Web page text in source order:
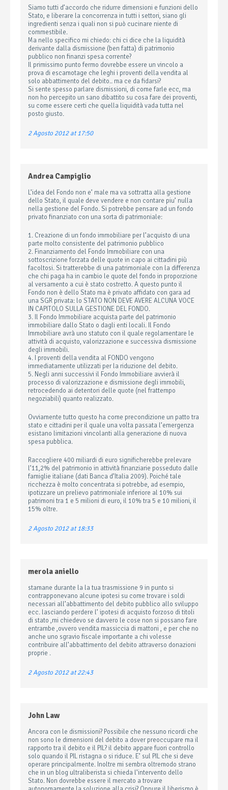
Siamo tutti d’accordo che ridurre dimensioni e funzioni dello
Stato, e liberare la concorrenza in tutti i settori, siano gli
ingredienti senza i quali non si può cucinare niente di
commestibile.
Ma nello specifico mi chiedo: chi ci dice che la liquidità
derivante dalla dismissione (ben fatta) di patrimonio
pubblico non finanzi spesa corrente?
Il primissimo punto fermo dovrebbe essere un vincolo a
prova di escamotage che leghi i proventi della vendita al
solo abbattimento del debito.. ma ce da fidarsi?
Si sente spesso parlare dismissioni, di come farle ecc, ma
non ho percepito un sano dibattito su cosa fare dei proventi,
su come essere certi che quella liquidità vada tutta nel
posto giusto.
2 Agosto 2012 at 17:50
Andrea Campiglio
L’idea del Fondo non e’ male ma va sottratta alla gestione
dello Stato, il quale deve vendere e non contare piu’ nulla
nella gestione del Fondo. Si potrebbe pensare ad un fondo
privato finanziato con una sorta di patrimoniale:
1. Creazione di un fondo immobiliare per l’acquisto di una
parte molto consistente del patrimonio pubblico
2. Finanziamento del Fondo Immobiliare con una
sottoscrizione forzata delle quote in capo ai cittadini più
facoltosi. Si tratterebbe di una patrimoniale con la differenza
che chi paga ha in cambio le quote del fondo in proporzione
al versamento a cui è stato costretto. A questo punto il
Fondo non è dello Stato ma è privato affidato con gara ad
una SGR privata: lo STATO NON DEVE AVERE ALCUNA VOCE
IN CAPITOLO SULLA GESTIONE DEL FONDO.
3. Il Fondo Immobiliare acquista parte del patrimonio
immobiliare dallo Stato o dagli enti locali. Il Fondo
Immobiliare avrà uno statuto con il quale regolamentare le
attività di acquisto, valorizzazione e successiva dismissione
degli immobili.
4. I proventi della vendita al FONDO vengono
immediatamente utilizzati per la riduzione del debito.
5. Negli anni successivi il Fondo Immobiliare avvierà il
processo di valorizzazione e dismissione degli immobili,
retrocedendo ai detentori delle quote (nel frattempo
negoziabili) quanto realizzato.
Ovviamente tutto questo ha come precondizione un patto tra
stato e cittadini per il quale una volta passata l’emergenza
esistano limitazioni vincolanti alla generazione di nuova
spesa pubblica.
Raccogliere 400 miliardi di euro significherebbe prelevare
l’11,2% del patrimonio in attività finanziarie posseduto dalle
famiglie italiane (dati Banca d’Italia 2009). Poiché tale
ricchezza è molto concentrata si potrebbe, ad esempio,
ipotizzare un prelievo patrimoniale inferiore al 10% sui
patrimoni tra 1 e 5 milioni di euro, il 10% tra 5 e 10 milioni, il
15% oltre.
2 Agosto 2012 at 18:33
merola aniello
stamane durante la la tua trasmissione 9 in punto si
contrapponevano alcune ipotesi su come trovare i soldi
necessari all’abbattimento del debito pubblico allo sviluppo
ecc. lasciando perdere l’ ipotesi di acquisto forzoso di titoli
di stato ,mi chiedevo se davvero le cose non si possano fare
entrambe ,ovvero vendita massiccia di mattoni , e per che no
anche uno sgravio fiscale importante a chi volesse
contribuire all’abbattimento del debito attraverso donazioni
proprie .
2 Agosto 2012 at 22:43
John Law
Ancora con le dismissioni? Possibile che nessuno ricordi che
non sono le dimensioni del debito a dover preoccupare ma il
rapporto tra il debito e il PIL? il debito appare fuori controllo
solo quando il PIL ristagna o si riduce. E’ sul PIL che si deve
operare principalmente. Inoltre mi sembra oltremodo strano
che in un blog ultraliberista si chieda l’intervento dello
Stato. Non dovrebbe essere il mercato a trovare